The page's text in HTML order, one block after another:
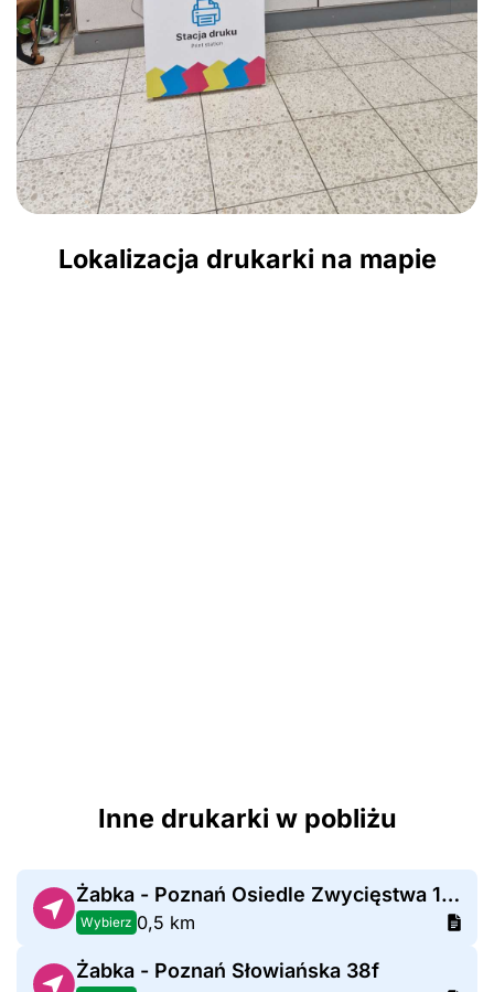
Lokalizacja drukarki na mapie
Inne drukarki w pobliżu
Żabka - Poznań Osiedle Zwycięstwa 125
Wybierz 0,5 km
Żabka - Poznań Słowiańska 38f